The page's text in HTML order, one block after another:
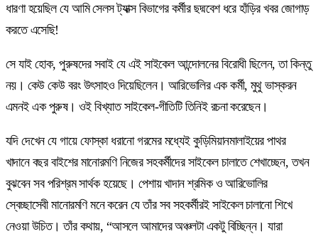
ধারণা হয়েছিল যে আমি সেলস ট্যাক্স বিভাগের কর্মীর ছদ্মবেশ ধরে হাঁড়ির খবর জোগাড়
করতে এসেছি!
সে যাই হোক, পুরুষদের সবাই যে এই সাইকেল আন্দোলনের বিরোধী ছিলেন, তা কিন্তু
নয়। কেউ কেউ বরং উৎসাহও দিয়েছিলেন। আরিভোলির এক কর্মী, মুথু ভাস্করন
এমনই এক পুরুষ। ওই বিখ্যাত সাইকেল-গীতিটি তিনিই রচনা করেছেন।
যদি দেখেন যে গায়ে ফোস্কা ধরানো গরমের মধ্যেই কুড়িমিয়ানমালাইয়ের পাথর
খাদানে বছর বাইশের মানোরমণি নিজের সহকর্মীদের সাইকেল চালাতে শেখাচ্ছেন, তখন
বুঝবেন সব পরিশ্রম সার্থক হয়েছে। পেশায় খাদান শ্রমিক ও আরিভোলির
স্বেচ্ছাসেবী মানোরমণি মনে করেন যে তাঁর সব সহকর্মীরই সাইকেল চালানো শিখে
নেওয়া উচিত। তাঁর কথায়, “আসলে আমাদের অঞ্চলটা একটু বিচ্ছিন্ন। যারা